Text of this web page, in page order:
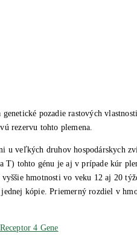
pozadie rastových
rezervu tohto plemena.
veľkých druhov hospodárskych
tohto génu je aj v prípade kúr
hmotnosti vo veku 12 aj 20
kópie. Priemerný rozdiel v
4 Gene